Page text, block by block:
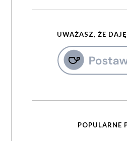
UWAŻASZ, ŻE
POPULARNE